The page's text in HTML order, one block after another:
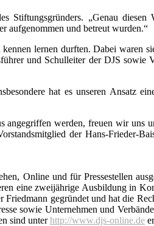
Stiftungsgründers. „Genau
aufgenommen und betreut wurden.“
lernen durften. Dabei waren
und Schulleiter der DJS sowie
hat es unseren Ansatz
angegriffen werden, freuen wir uns
der Hans-Frieder-
Online und für Pressestellen
eine zweijährige Ausbildung in
gegründet und hat die
sowie Unternehmen und
sind unterhttp://www.djs-online.de